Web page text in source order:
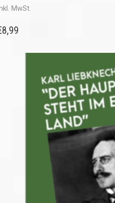
MwSt.
8,99